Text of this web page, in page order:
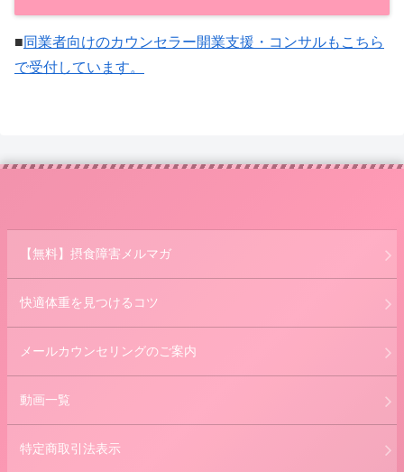
■ 同業者向けのカウンセラー開業支援・コンサルもこちら
で受付しています。
【無料】摂食障害メルマガ
快適体重を見つけるコツ
メールカウンセリングのご案内
動画一覧
特定商取引法表示